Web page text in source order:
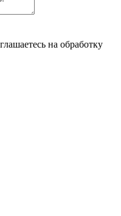
на обработку